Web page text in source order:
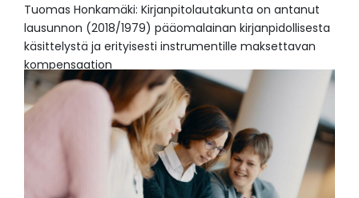
Tuomas Honkamäki: Kirjanpitolautakunta on antanut
lausunnon (2018/1979) pääomalainan kirjanpidollisesta
käsittelystä ja erityisesti instrumentille maksettavan
kompensaation